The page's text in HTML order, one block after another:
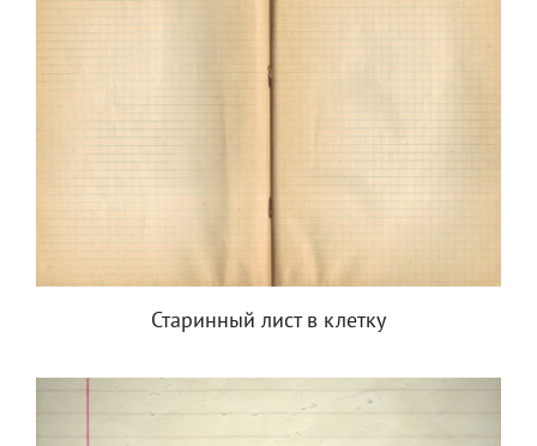
Старинный лист в клетку